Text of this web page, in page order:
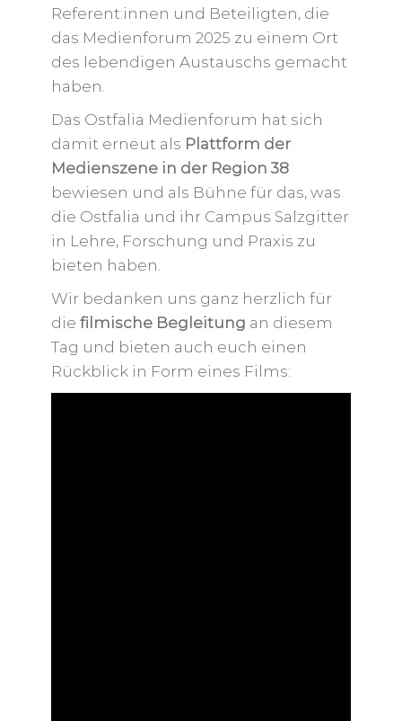
Referent:innen und Beteiligten, die
das Medienforum 2025 zu einem Ort
des lebendigen Austauschs gemacht
haben.
Das Ostfalia Medienforum hat sich
damit erneut als Plattform der
Medienszene in der Region 38
bewiesen und als Bühne für das, was
die Ostfalia und ihr Campus Salzgitter
in Lehre, Forschung und Praxis zu
bieten haben.
Wir bedanken uns ganz herzlich für
die filmische Begleitung an diesem
Tag und bieten auch euch einen
Rückblick in Form eines Films: